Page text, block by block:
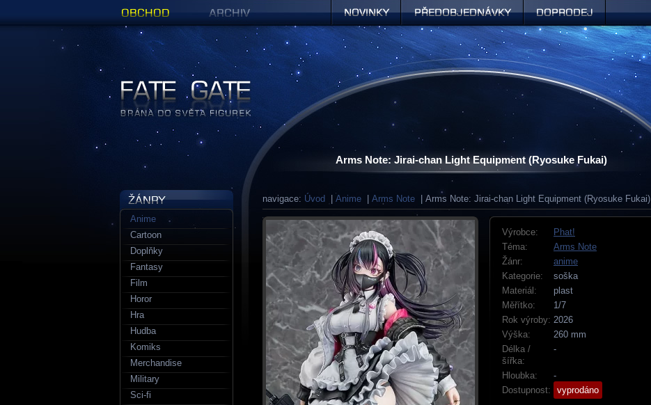
Arms Note: Jirai-chan Light Equipment (Ryosuke Fukai)
navigace: Úvod Anime Arms Note | Arms Note: Jirai-chan Light Equipment (Ryosuke Fukai)
Výrobce:
Phat!
Téma:
Arms Note
Žánr:
anime
Kategorie:
soška
Materiál:
plast
Měřítko:
1/7
Rok výroby: 2026
Výška:
260 mm
Délka /
šířka:
-
Hloubka:
-
Dostupnost:
vyprodáno
Anime
Cartoon
Doplňky
Fantasy
Film
Horor
Hra
Hudba
Komiks
Merchandise
Military
Sci-fi
Figurky a sošky | Fate Gate
Předobjednávky